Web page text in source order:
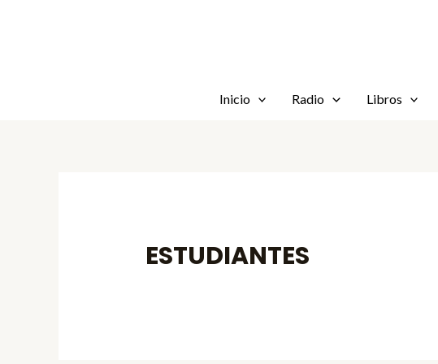
Inicio Radio Libros
ESTUDIANTES